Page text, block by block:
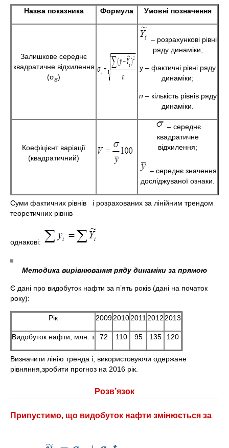
Назва показника Формула Умовні позначення
Залишкове середнє
квадратичне відхилення
(σs)
– розрахункові рівні
ряду динаміки;
у – фактичні рівні ряду
динаміки;
п– кількість рівнів ряду
динаміки.
Коефіцієнт варіації
(квадратичний)
– середнє
квадратичне
відхилення;
– середнє значення
досліджуваної ознаки.
Суми фактичних рівнів і розрахованих за лінійним трендом
теоретичних рівнів
однакові:
Методика вирівнювання ряду динаміки за прямою
Є дані про видобуток нафти за п’ять років (дані на початок
року):
Рік 200920102011 2012 2013
Видобуток нафти, млн. т 72 110 95 135 120
Визначити лінію тренда і, використовуючи одержане
рівняння,зробити прогноз на 2016 рік.
Розв’язок
Припустимо, що видобуток нафти змінюється за